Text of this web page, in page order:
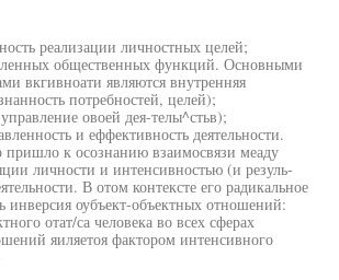
реализации личностных целей;
общественных функций. Основными
вкгивноати являются внутренняя
потребностей, целей);
овоей дея-телы^стьв);
и еффективность деятельности.
пришло к осознанию взаимосвязи меаду
личности и интенсивностью (и резуль-
В отом контексте его радикальное
инверсия оубъект-объектных отношений:
отат/са человека во всех сферах
яиляетоя фактором интенсивного